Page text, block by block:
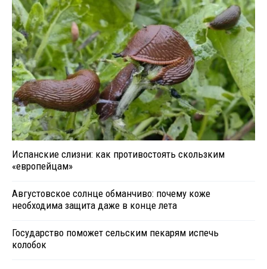
Испанские слизни: как противостоять скользким
«европейцам»
Августовское солнце обманчиво: почему коже
необходима защита даже в конце лета
Государство поможет сельским пекарям испечь
колобок